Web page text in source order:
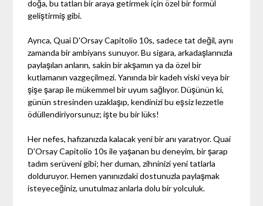
doğa, bu tatları bir araya getirmek için özel bir formül
geliştirmiş gibi.
Ayrıca, Quai D'Orsay Capitolio 10s, sadece tat değil, aynı
zamanda bir ambiyans sunuyor. Bu sigara, arkadaşlarınızla
paylaşılan anların, sakin bir akşamın ya da özel bir
kutlamanın vazgeçilmezi. Yanında bir kadeh viski veya bir
şişe şarap ile mükemmel bir uyum sağlıyor. Düşünün ki,
günün stresinden uzaklaşıp, kendinizi bu eşsiz lezzetle
ödüllendiriyorsunuz; işte bu bir lüks!
Her nefes, hafızanızda kalacak yeni bir anı yaratıyor. Quai
D'Orsay Capitolio 10s ile yaşanan bu deneyim, bir şarap
tadım serüveni gibi; her duman, zihninizi yeni tatlarla
dolduruyor. Hemen yanınızdaki dostunuzla paylaşmak
isteyeceğiniz, unutulmaz anlarla dolu bir yolculuk.